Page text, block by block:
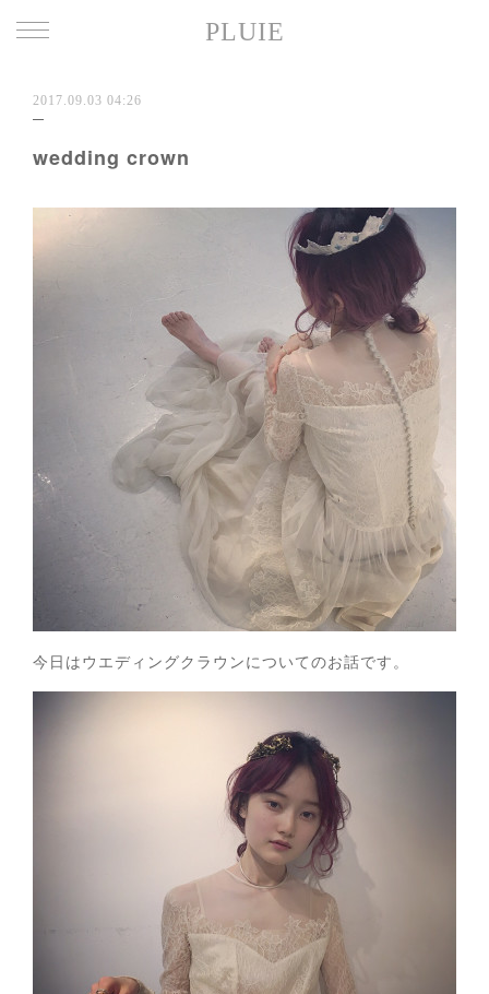
PLUIE
2017.09.03 04:26
wedding crown
今日はウエディングクラウンについてのお話です。